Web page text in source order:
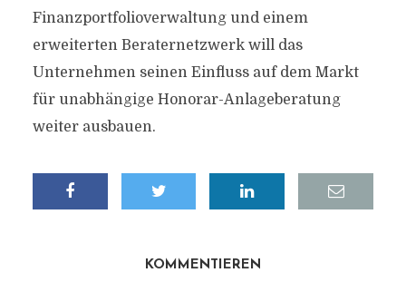
Finanzportfolioverwaltung und einem
erweiterten Beraternetzwerk will das
Unternehmen seinen Einfluss auf dem Markt
für unabhängige Honorar-Anlageberatung
weiter ausbauen.
KOMMENTIEREN